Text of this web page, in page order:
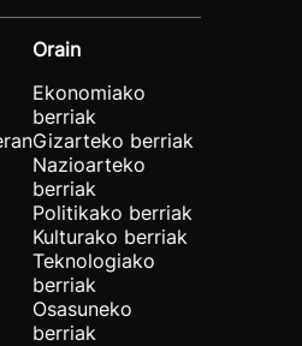
Orain
Ekonomiako
berriak
Gizarteko berriak
Nazioarteko
berriak
Politikako berriak
Kulturako berriak
Teknologiako
berriak
Osasuneko
berriak